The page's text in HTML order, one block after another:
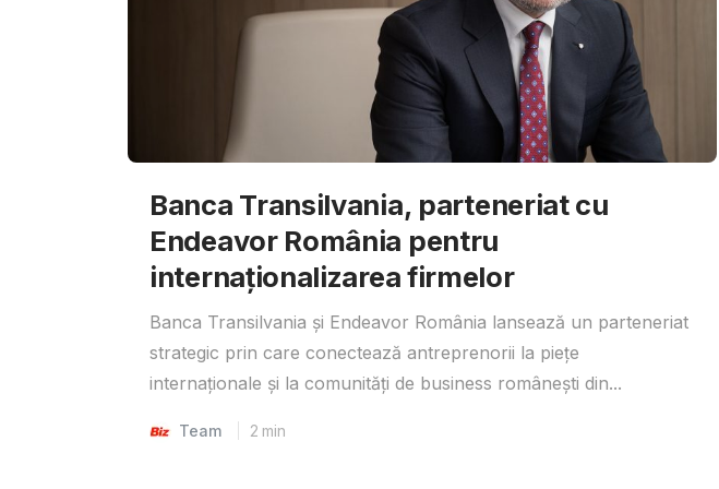
Banca Transilvania, parteneriat cu
Endeavor România pentru
internaționalizarea firmelor
Banca Transilvania și Endeavor România lansează un parteneriat
strategic prin care conectează antreprenorii la piețe
internaționale și la comunități de business românești din...
Team 2 min